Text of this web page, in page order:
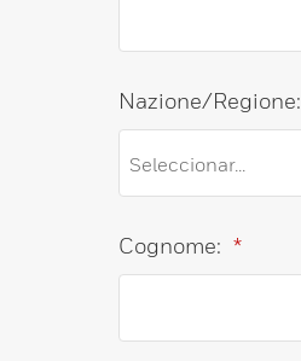
Nazione/Regione:
*
Cognome: